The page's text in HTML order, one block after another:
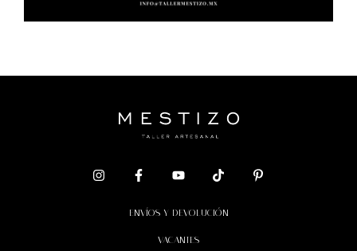
ENVÍOS Y DEVOLUCIÓN
VACANTES